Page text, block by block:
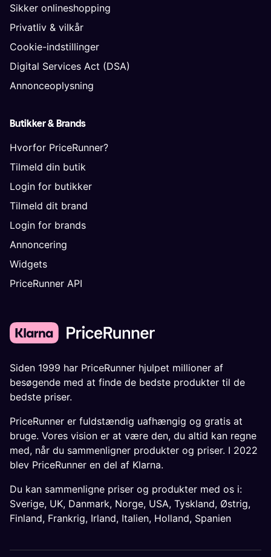
Sikker onlineshopping
Privatliv & vilkår
Cookie-indstillinger
Digital Services Act (DSA)
Annonceoplysning
Butikker & Brands
Hvorfor PriceRunner?
Tilmeld din butik
Login for butikker
Tilmeld dit brand
Login for brands
Annoncering
Widgets
PriceRunner API
Siden 1999 har PriceRunner hjulpet millioner af
besøgende med at finde de bedste produkter til de
bedste priser.
PriceRunner er fuldstændig uafhængig og gratis at
bruge. Vores vision er at være den, du altid kan regne
med, når du sammenligner produkter og priser. I 2022
blev PriceRunner en del af Klarna.
Du kan sammenligne priser og produkter med os i:
Sverige, UK, Danmark, Norge, USA, Tyskland, Østrig,
Finland, Frankrig, Irland, Italien, Holland, Spanien